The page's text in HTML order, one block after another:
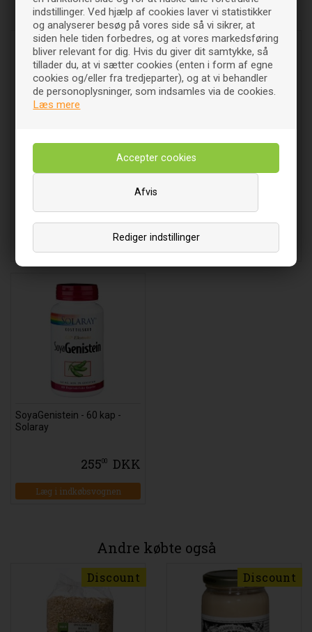
indstillinger. Ved hjælp af cookies laver vi statistikker
og analyserer besøg på vores side så vi sikrer, at
siden hele tiden forbedres, og at vores markedsføring
bliver relevant for dig. Hvis du giver dit samtykke, så
tillader du, at vi sætter cookies (enten i form af egne
cookies og/eller fra tredjeparter), og at vi behandler
de personoplysninger, som indsamles via de cookies.
Læs mere
Rediger indstillinger
Afvis
Relaterede varer
REGOMEO - Rødkløver
361 DKK
Melbrozan Classic - 120 kap
296 DKK
SoyaGenistein - 60 kap -
Solaray
25500 DKK
Læg i indkøbsvognen
Andre købte også
Discount Discount